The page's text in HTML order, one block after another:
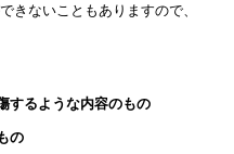
きないこともありますので、
するような内容のもの
の